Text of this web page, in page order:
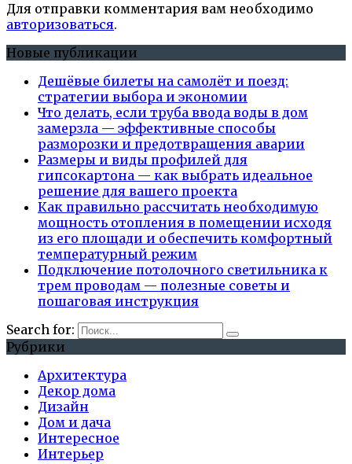
Для отправки комментария вам необходимо
авторизоваться.
Новые публикации
Дешёвые билеты на самолёт и поезд:
стратегии выбора и экономии
Что делать, если труба ввода воды в дом
замерзла — эффективные способы
разморозки и предотвращения аварии
Размеры и виды профилей для
гипсокартона — как выбрать идеальное
решение для вашего проекта
Как правильно рассчитать необходимую
мощность отопления в помещении исходя
из его площади и обеспечить комфортный
температурный режим
Подключение потолочного светильника к
трем проводам — полезные советы и
пошаговая инструкция
Search for:
Рубрики
Архитектура
Декор дома
Дизайн
Дом и дача
Интересное
Интерьер